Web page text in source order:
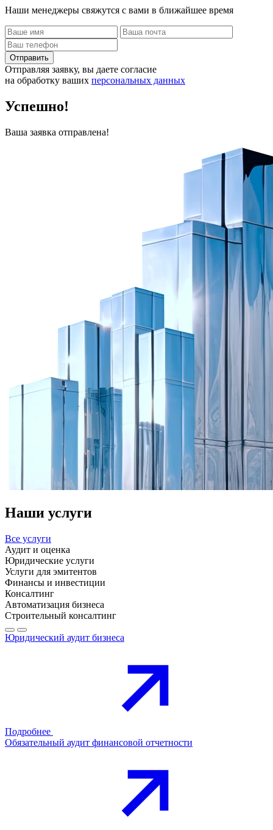
Наши менеджеры свяжутся с вами в ближайшее время
Отправить
Отправляя заявку, вы даете согласие
на обработку ваших персональных данных
Успешно!
Ваша заявка отправлена!
Наши услуги
Все услуги
Аудит и оценка
Юридические услуги
Услуги для эмитентов
Финансы и инвестиции
Консалтинг
Автоматизация бизнеса
Строительный консалтинг
Юридический аудит бизнеса
Подробнее
Обязательный аудит финансовой отчетности